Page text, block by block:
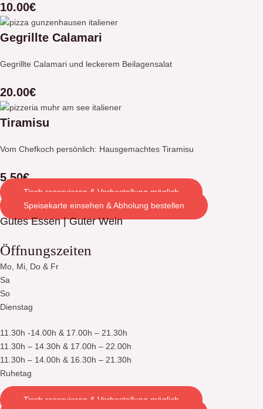
10.00€
Gegrillte Calamari
Gegrillte Calamari und leckerem Beilagensalat
20.00€
Tiramisu
Vom Chefkoch persönlich: Hausgemachtes Tiramisu
5.50€
Tisch reservieren & Vorbestellung möglich
Speisekarte einsehen & Abholung bestellen
Gutes Essen | Guter Wein
Öffnungszeiten
Mo, Mi, Do & Fr
Sa
So
Dienstag
11.30h -14.00h & 17.00h – 21.30h
11.30h – 14.30h & 17.00h – 22.00h
11.30h – 14.00h & 16.30h – 21.30h
Ruhetag
Tisch reservieren & Vorbestellung möglich